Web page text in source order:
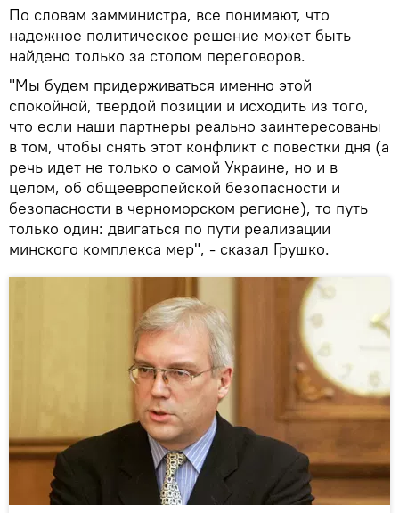
По словам замминистра, все понимают, что
надежное политическое решение может быть
найдено только за столом переговоров.
"Мы будем придерживаться именно этой
спокойной, твердой позиции и исходить из того,
что если наши партнеры реально заинтересованы
в том, чтобы снять этот конфликт с повестки дня (а
речь идет не только о самой Украине, но и в
целом, об общеевропейской безопасности и
безопасности в черноморском регионе), то путь
только один: двигаться по пути реализации
минского комплекса мер", - сказал Грушко.